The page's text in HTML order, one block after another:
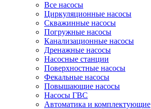
Все насосы
Циркуляционные насосы
Скважинные насосы
Погружные насосы
Канализационные насосы
Дренажные насосы
Насосные станции
Поверхностные насосы
Фекальные насосы
Повышающие насосы
Насосы ГВС
Автоматика и комплектующие